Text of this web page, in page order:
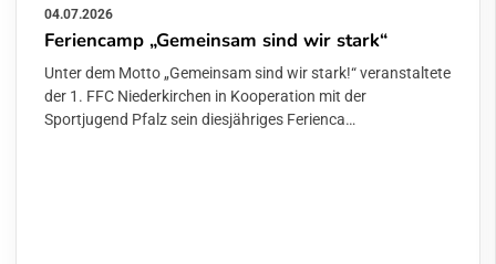
04.07.2026
Feriencamp „Gemeinsam sind wir stark“
Unter dem Motto „Gemeinsam sind wir stark!“ veranstaltete
der 1. FFC Niederkirchen in Kooperation mit der
Sportjugend Pfalz sein diesjähriges Ferienca…